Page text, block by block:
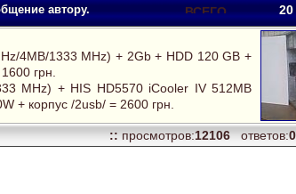
автору.
4MB/1333 MHz) + 2Gb + HDD 120 GB +
грн.
MHz) + HIS HD5570 iCooler IV 512MB
+ корпус /2usb/ = 2600 грн.
::просмотров:12106ответов:0